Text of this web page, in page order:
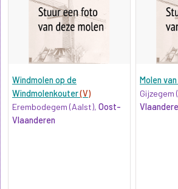
Windmolen op de
Windmolenkouter(V)
Erembodegem (Aalst), Oost-
Vlaanderen
Molen